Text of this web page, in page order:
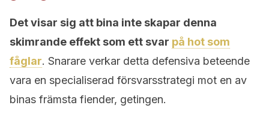
Det visar sig att bina inte skapar denna
skimrande effekt som ett svar på hot som
fåglar. Snarare verkar detta defensiva beteende
vara en specialiserad försvarsstrategi mot en av
binas främsta fiender, getingen.